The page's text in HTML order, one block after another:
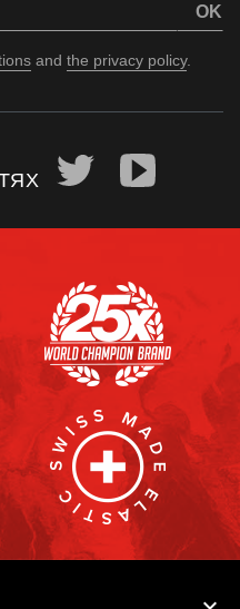
OK
and the privacy policy.